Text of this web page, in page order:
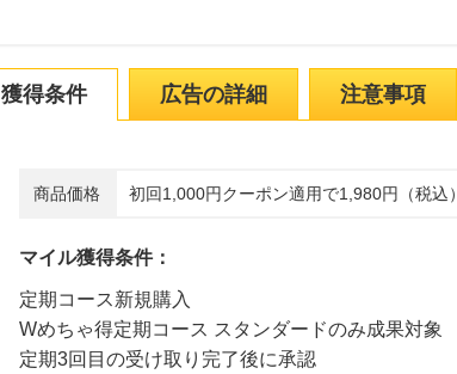
獲得条件 広告の詳細 注意事項
商品価格 初回1,000円クーポン適用で1,980円（税込）
マイル獲得条件：
定期コース新規購入
Wめちゃ得定期コース スタンダードのみ成果対象
定期3回目の受け取り完了後に承認